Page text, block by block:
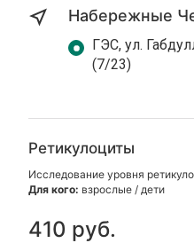
Набережные
ГЭС, ул.
(7/23)
Ретикулоциты
Исследование уровня
Для кого: взрослые / дети
410 руб.